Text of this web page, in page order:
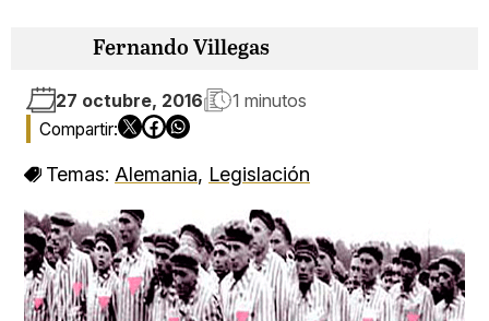
Fernando Villegas
27 octubre, 2016 1 minutos
Temas: Alemania, Legislación